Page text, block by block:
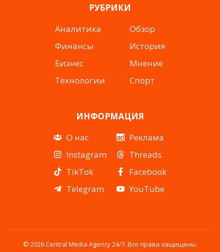
РУБРИКИ
Аналитика
Финансы
Бизнес
Технологии
Обзор
История
Мнение
Спорт
ИНФОРМАЦИЯ
О нас
Instagram
TikTok
Telegram
Реклама
Threads
Facebook
YouTube
© 2026 Central Media Agency 24/7. Все права защищены.